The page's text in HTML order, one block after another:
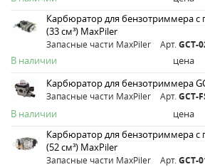
Карбюратор для бензотриммера с
(33 см³) MaxPiler
Запасные части MaxPiler Арт. GCT-
В наличии цена
Карбюратор для бензотриммера
Запасные части MaxPiler Арт. GCT-
В наличии цена
Карбюратор для бензотриммера с
(52 см³) MaxPiler
Запасные части MaxPiler Арт. GCT-